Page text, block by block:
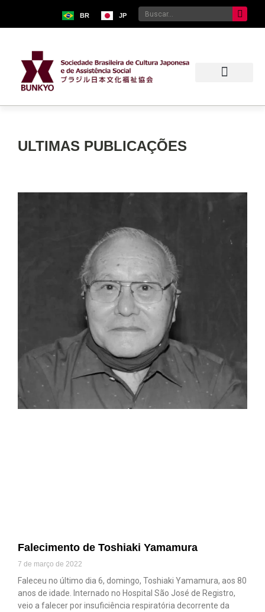
BR JP
ULTIMAS PUBLICAÇÕES
Falecimento de Toshiaki Yamamura
7 de março de 2022
Faleceu no último dia 6, domingo, Toshiaki Yamamura, aos 80
anos de idade. Internado no Hospital São José de Registro,
veio a falecer por insuficiência respiratória decorrente da